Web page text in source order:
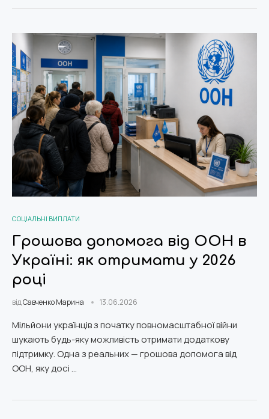
СОЦІАЛЬНІ ВИПЛАТИ
Грошова допомога від ООН в
Україні: як отримати у 2026
році
відСавченко Марина 13.06.2026
Мільйони українців з початку повномасштабної війни
шукають будь-яку можливість отримати додаткову
підтримку. Одна з реальних — грошова допомога від
ООН, яку досі …